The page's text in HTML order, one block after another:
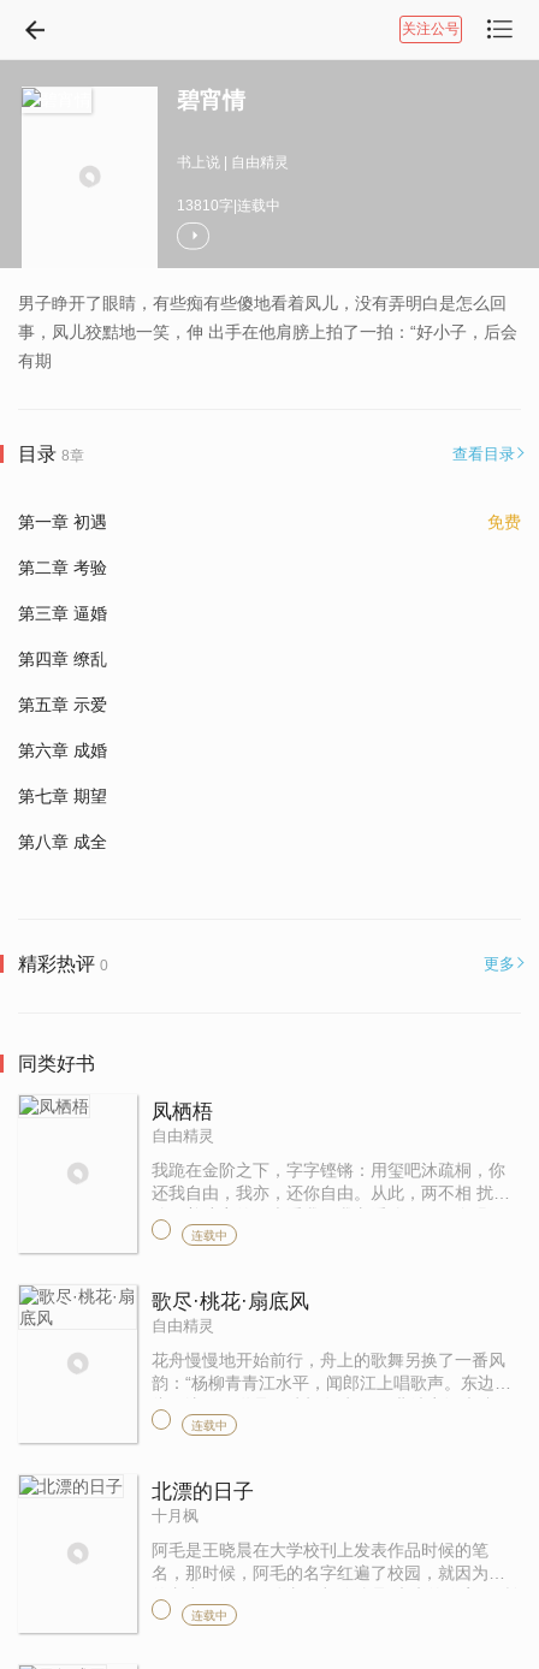
关注公号
碧宵情
书上说 自由精灵
13810字|连载中
男子睁开了眼睛，有些痴有些傻地看着凤儿，没有弄明白是怎么回
事，凤儿狡黠地一笑，伸 出手在他肩膀上拍了一拍：“好小子，后会
有期
目录 8章 查看目录
免费
第一章 初遇
第二章 考验
第三章 逼婚
第四章 缭乱
第五章 示爱
第六章 成婚
第七章 期望
第八章 成全
精彩热评 0 更多
同类好书
凤栖梧
自由精灵
我跪在金阶之下，字字铿锵：用玺吧沐疏桐，你
还我自由，我亦，还你自由。从此，两不相 扰。
他隔着疏离的月光看我，我亦看他，只一个眼
神，便定格了千秋。一声闷响，玉玺凌空盖落在
连载中
歌尽·桃花·扇底风
自由精灵
花舟慢慢地开始前行，舟上的歌舞另换了一番风
韵：“杨柳青青江水平，闻郎江上唱歌声。东边日
头西边雨，道是无晴却有晴。”一曲清音还未弦
落，一个客人已经调笑道：“小娘子，大爷什么时
连载中
北漂的日子
十月枫
阿毛是王晓晨在大学校刊上发表作品时候的笔
名，那时候，阿毛的名字红遍了校园，就因为他
的文章写得好，连老师都称他是“未来的作家”。所
以在大学时期，王晓晨就立下一个宏愿，就是要
连载中